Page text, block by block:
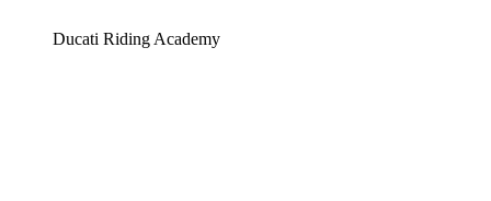
Ducati Riding Academy